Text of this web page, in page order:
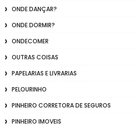
ONDE DANÇAR?
ONDE DORMIR?
ONDECOMER
OUTRAS COISAS
PAPELARIAS E LIVRARIAS
PELOURINHO
PINHEIRO CORRETORA DE SEGUROS
PINHEIRO IMOVEIS